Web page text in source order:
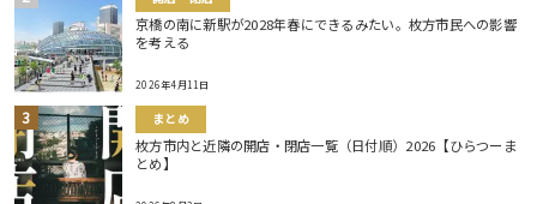
京橋の南に新駅が2028年春にできるみたい。枚方市民への影響
を考える
2026年4月11日
まとめ
枚方市内と近隣の開店・閉店一覧（日付順）2026【ひらつーま
とめ】